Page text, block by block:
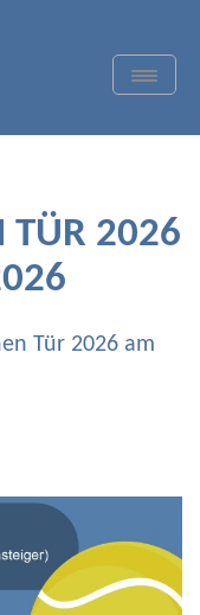
Toggle
TÜR 2026
Tür 2026 am